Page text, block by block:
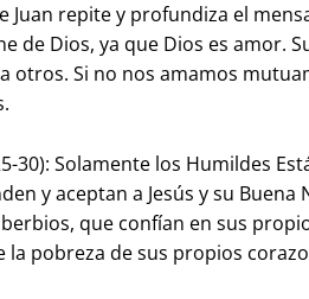
Juan repite y profundiza el
de Dios, ya que Dios es amor.
otros. Si no nos amamos
30): Solamente los Humildes
y aceptan a Jesús y su
que confían en sus
la pobreza de sus propios